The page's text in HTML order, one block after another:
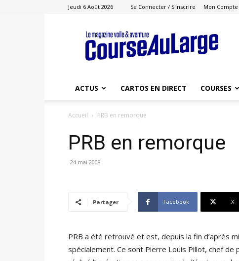
Jeudi 6 Août 2026 Se Connecter / S'inscrire Mon Compte
Course
au
Large
ACTUS CARTOS EN DIRECT COURSES
Accueil PRB en remorque
PRB en remorque
24 mai 2008
Partager Facebook X
PRB a été retrouvé et est, depuis la fin d’après
spécialement. Ce sont Pierre Louis Pillot, chef